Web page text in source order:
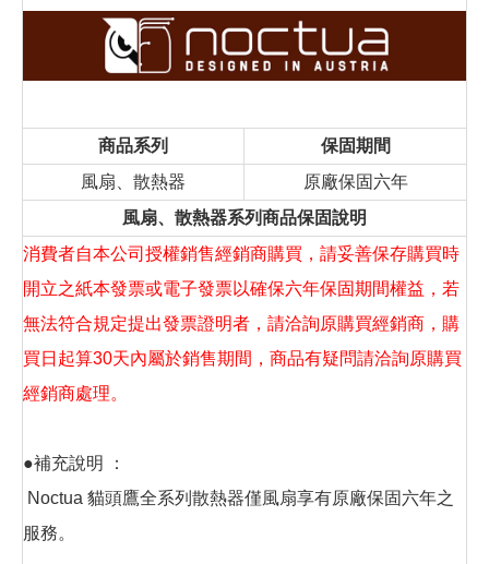
商品系列
保固期間
風扇、散熱器
原廠保固六年
風扇、散熱器系列商品保固說明
消費者自本公司授權銷售經銷商購買，請妥善保存購買時
開立之紙本發票或電子發票以確保六年保固期間權益，若
無法符合規定提出發票證明者，請洽詢原購買經銷商，購
買日起算30天內屬於銷售期間，商品有疑問請洽詢原購買
經銷商處理。
●補充說明 ：
Noctua 貓頭鷹全系列散熱器僅風扇享有原廠保固六年之
服務。